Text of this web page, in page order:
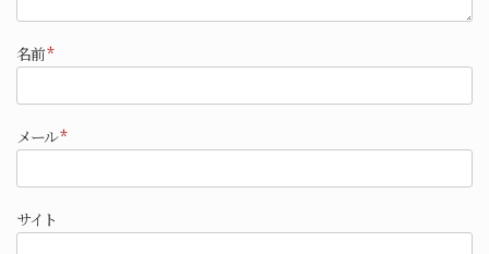
名前*
メール*
サイト